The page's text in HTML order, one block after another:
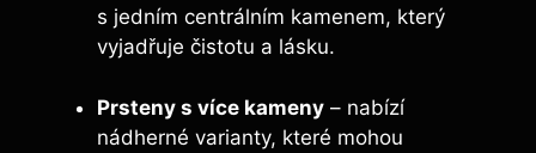
s jedním centrálním kamenem, který
vyjadřuje čistotu a lásku.
Prsteny s více kameny – nabízí
nádherné varianty, které mohou